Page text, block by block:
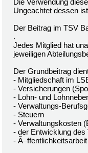
Die Verwendung
Ungeachtet dessen
Der Beitrag im TSV
.
Jedes Mitglied hat
jeweiligen
Der Grundbeitrag
- Mitgliedschaft im
- Versicherungen
- Lohn- und
- Verwaltungs-
- Steuern
- Verwaltungskosten
- der Entwicklung des
-